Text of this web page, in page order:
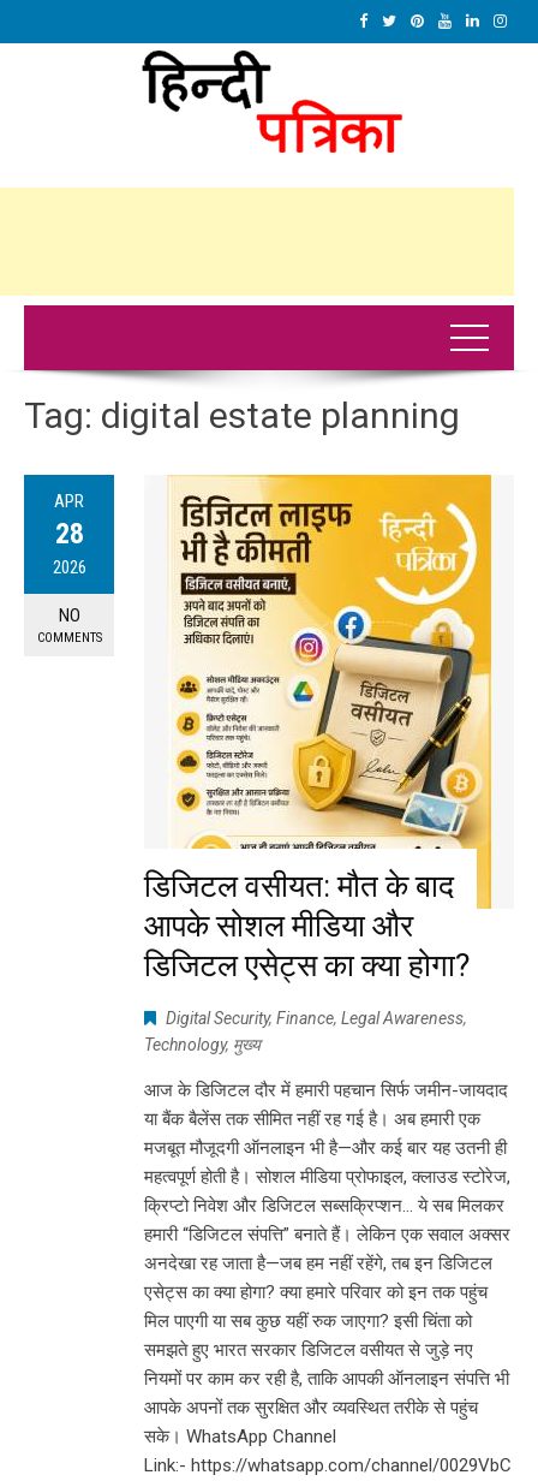
Tag: digital estate planning
APR
28
2026
NO
COMMENTS
डिजिटल वसीयत: मौत के बाद
आपके सोशल मीडिया और
डिजिटल एसेट्स का क्या होगा?
Digital Security, Finance, Legal Awareness,
Technology, मुख्य
आज के डिजिटल दौर में हमारी पहचान सिर्फ जमीन-जायदाद
या बैंक बैलेंस तक सीमित नहीं रह गई है। अब हमारी एक
मजबूत मौजूदगी ऑनलाइन भी है—और कई बार यह उतनी ही
महत्वपूर्ण होती है। सोशल मीडिया प्रोफाइल, क्लाउड स्टोरेज,
क्रिप्टो निवेश और डिजिटल सब्सक्रिप्शन… ये सब मिलकर
हमारी “डिजिटल संपत्ति” बनाते हैं। लेकिन एक सवाल अक्सर
अनदेखा रह जाता है—जब हम नहीं रहेंगे, तब इन डिजिटल
एसेट्स का क्या होगा? क्या हमारे परिवार को इन तक पहुंच
मिल पाएगी या सब कुछ यहीं रुक जाएगा? इसी चिंता को
समझते हुए भारत सरकार डिजिटल वसीयत से जुड़े नए
नियमों पर काम कर रही है, ताकि आपकी ऑनलाइन संपत्ति भी
आपके अपनों तक सुरक्षित और व्यवस्थित तरीके से पहुंच
सके। WhatsApp Channel
Link:- https://whatsapp.com/channel/0029VbC